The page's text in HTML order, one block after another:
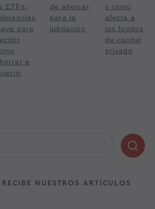
ETFs:
para
e
de ahorrar
para la
jubilación
y cómo
afecta a
los fondos
de capital
privado
NUESTROS ARTÍCULOS